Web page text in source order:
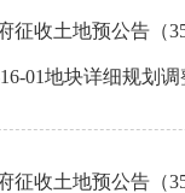
收土地预公告（
01地块详细规划
收土地预公告（